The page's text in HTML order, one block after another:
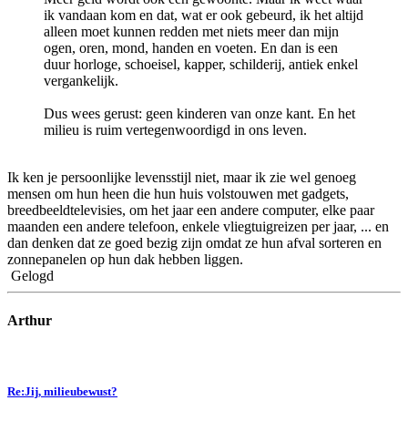
ik vandaan kom en dat, wat er ook gebeurd, ik het altijd
alleen moet kunnen redden met niets meer dan mijn
ogen, oren, mond, handen en voeten. En dan is een
duur horloge, schoeisel, kapper, schilderij, antiek enkel
vergankelijk.
Dus wees gerust: geen kinderen van onze kant. En het
milieu is ruim vertegenwoordigd in ons leven.
Ik ken je persoonlijke levensstijl niet, maar ik zie wel genoeg
mensen om hun heen die hun huis volstouwen met gadgets,
breedbeeldtelevisies, om het jaar een andere computer, elke paar
maanden een andere telefoon, enkele vliegtuigreizen per jaar, ... en
dan denken dat ze goed bezig zijn omdat ze hun afval sorteren en
zonnepanelen op hun dak hebben liggen.
Gelogd
Arthur
Re:Jij, milieubewust?